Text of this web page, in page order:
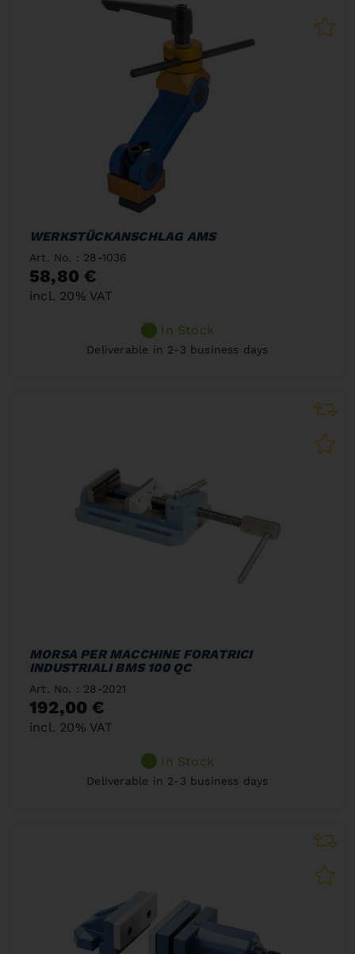
WERKSTÜCKANSCHLAG AMS
Art. No. : 28-1036
58,80 €
incl. 20% VAT
In Stock
Deliverable in 2-3 business days
MORSA PER MACCHINE FORATRICI
INDUSTRIALI BMS 100 QC
Art. No. : 28-2021
192,00 €
incl. 20% VAT
In Stock
Deliverable in 2-3 business days